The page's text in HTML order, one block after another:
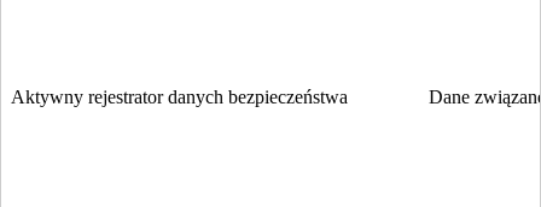
Aktywny rejestrator danych bezpieczeństwa Dane